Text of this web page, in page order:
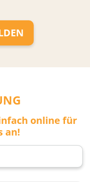
online für
an!